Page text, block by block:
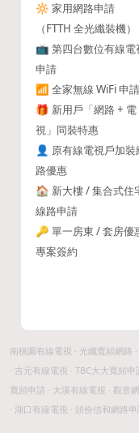
🔆 家用網路申請
（FTTH 全光纖裝機）
📺 第四台數位有線電
申請
📶 全家無線 WiFi 申請
🎁 新用戶「網路 + 電
視」同裝特惠
👤 原有線電視戶加裝
路優惠
🏠 新大樓 / 集合式住
線路申請
🔑 單一房東 / 套房優
專案簽約
南桃園有線電視 · 光纖寬頻網路
· 吉元有線電視 · TBC大大寬頻
寬頻申請 · 大溪有線電視 · 觀音
· 湖口有線電視 · 頭份信和網路